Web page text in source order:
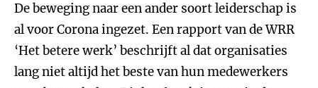
De beweging naar een ander soort leiderschap is
al voor Corona ingezet. Een rapport van de WRR
‘Het betere werk’ beschrijft al dat organisaties
lang niet altijd het beste van hun medewerkers